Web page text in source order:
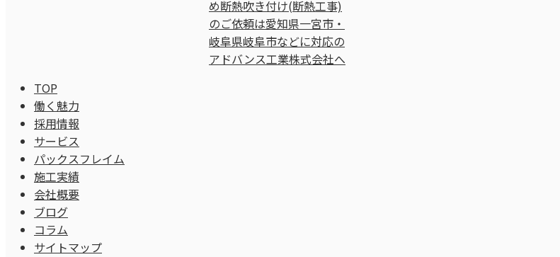
TOP
働く魅力
採用情報
サービス
パックスフレイム
施工実績
会社概要
ブログ
コラム
サイトマップ